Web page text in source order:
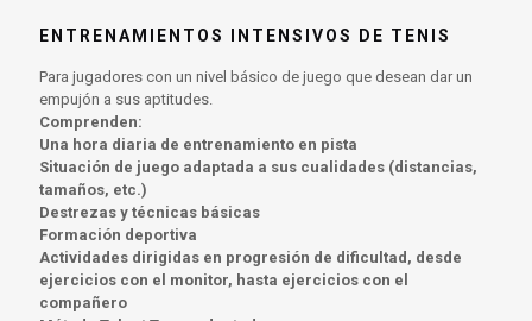
ENTRENAMIENTOS INTENSIVOS DE TENIS
Para jugadores con un nivel básico de juego que desean dar un
empujón a sus aptitudes.
Comprenden:
Una hora diaria de entrenamiento en pista
Situación de juego adaptada a sus cualidades (distancias,
tamaños, etc.)
Destrezas y técnicas básicas
Formación deportiva
Actividades dirigidas en progresión de dificultad, desde
ejercicios con el monitor, hasta ejercicios con el
compañero